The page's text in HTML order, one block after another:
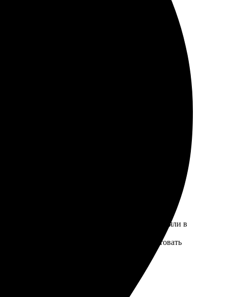
быстро обработали и отправили. Получила
нас получилась отличная картина для интерьера,
простым и удобным, даже мне, не очень
Оплатила онлайн, что удобно. Заказ приняли в
буду делать новые заказы и советовать